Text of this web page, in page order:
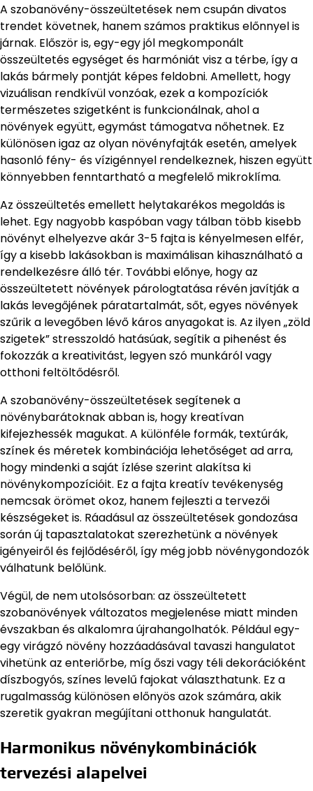
A szobanövény-összeültetések nem csupán divatos
trendet követnek, hanem számos praktikus előnnyel is
járnak. Először is, egy-egy jól megkomponált
összeültetés egységet és harmóniát visz a térbe, így a
lakás bármely pontját képes feldobni. Amellett, hogy
vizuálisan rendkívül vonzóak, ezek a kompozíciók
természetes szigetként is funkcionálnak, ahol a
növények együtt, egymást támogatva nőhetnek. Ez
különösen igaz az olyan növényfajták esetén, amelyek
hasonló fény- és vízigénnyel rendelkeznek, hiszen együtt
könnyebben fenntartható a megfelelő mikroklíma.
Az összeültetés emellett helytakarékos megoldás is
lehet. Egy nagyobb kaspóban vagy tálban több kisebb
növényt elhelyezve akár 3-5 fajta is kényelmesen elfér,
így a kisebb lakásokban is maximálisan kihasználható a
rendelkezésre álló tér. További előnye, hogy az
összeültetett növények párologtatása révén javítják a
lakás levegőjének páratartalmát, sőt, egyes növények
szűrik a levegőben lévő káros anyagokat is. Az ilyen „zöld
szigetek” stresszoldó hatásúak, segítik a pihenést és
fokozzák a kreativitást, legyen szó munkáról vagy
otthoni feltöltődésről.
A szobanövény-összeültetések segítenek a
növénybarátoknak abban is, hogy kreatívan
kifejezhessék magukat. A különféle formák, textúrák,
színek és méretek kombinációja lehetőséget ad arra,
hogy mindenki a saját ízlése szerint alakítsa ki
növénykompozícióit. Ez a fajta kreatív tevékenység
nemcsak örömet okoz, hanem fejleszti a tervezői
készségeket is. Ráadásul az összeültetések gondozása
során új tapasztalatokat szerezhetünk a növények
igényeiről és fejlődéséről, így még jobb növénygondozók
válhatunk belőlünk.
Végül, de nem utolsósorban: az összeültetett
szobanövények változatos megjelenése miatt minden
évszakban és alkalomra újrahangolhatók. Például egy-
egy virágzó növény hozzáadásával tavaszi hangulatot
vihetünk az enteriőrbe, míg őszi vagy téli dekorációként
díszbogyós, színes levelű fajokat választhatunk. Ez a
rugalmasság különösen előnyös azok számára, akik
szeretik gyakran megújítani otthonuk hangulatát.
Harmonikus növénykombinációk
tervezési alapelvei